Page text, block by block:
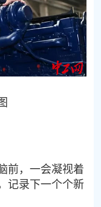
前，一会凝视着
记录下一个个新